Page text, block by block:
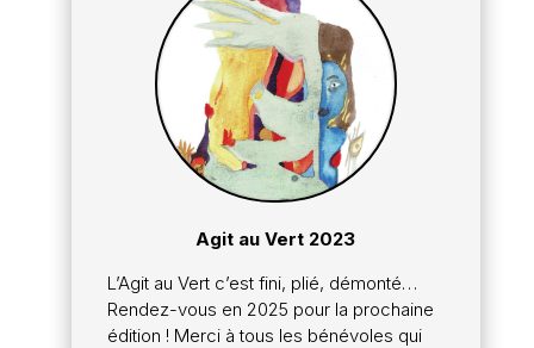
Agit au Vert 2023
L’Agit au Vert c’est fini, plié, démonté…
Rendez-vous en 2025 pour la prochaine
édition ! Merci à tous les bénévoles qui